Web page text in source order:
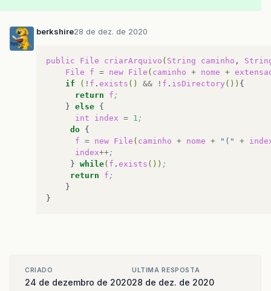
berkshire28 de dez. de 2020
public File criarArquivo ( String caminho ,
File
f = new File ( caminho + nome +
if
( ! f . exists () && ! f . isDirectory ())
return
f ;
} else
int
index = 1 ;
do
f = new File ( caminho + nome + "(" +
index++;
} while( f . exists ()) ;
return
f ;
}
CRIADO
24 de dezembro de 2020
ULTIMA RESPOSTA
28 de dez. de 2020